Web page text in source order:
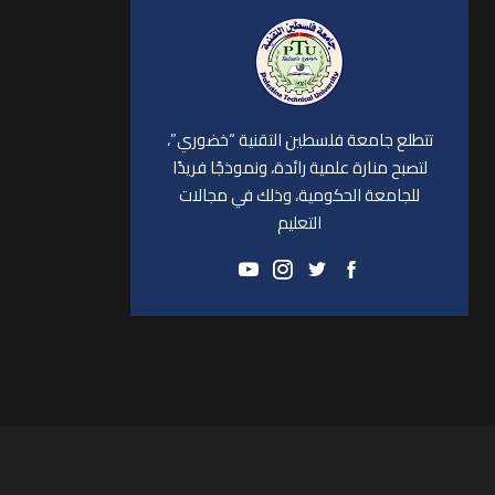
تتطلع جامعة فلسطين التقنية “خضوري”،
لتصبح منارة علمية رائدة، ونموذجًا فريدًا
للجامعة الحكومية، وذلك في مجالات
التعليم